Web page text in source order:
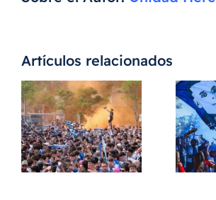
Artículos relacionados
El
Hércules
CF
existe a
pesar de